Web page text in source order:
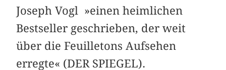
Joseph Vogl »einen heimlichen
Bestseller geschrieben, der weit
über die Feuilletons Aufsehen
erregte« (DER SPIEGEL).